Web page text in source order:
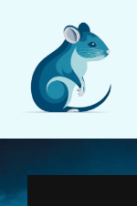
contenu